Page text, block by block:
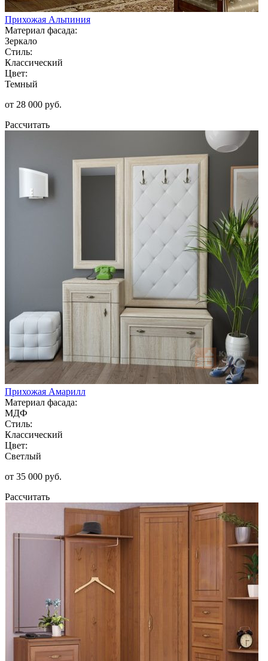
Прихожая Альпиния
Материал фасада:
Зеркало
Стиль:
Классический
Цвет:
Темный
от 28 000 руб.
Рассчитать
Прихожая Амарилл
Материал фасада:
МДФ
Стиль:
Классический
Цвет:
Светлый
от 35 000 руб.
Рассчитать